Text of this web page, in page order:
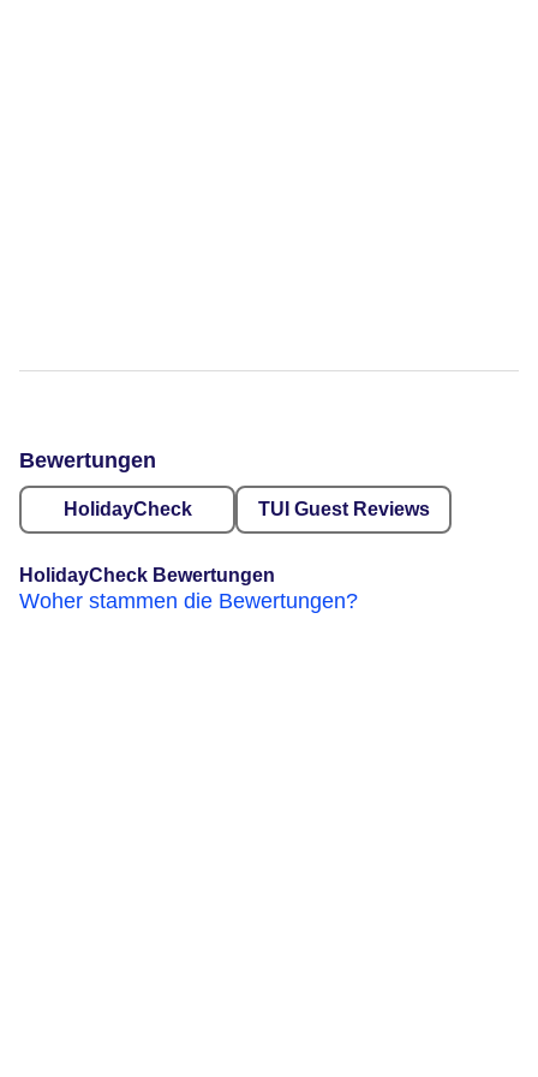
Bewertungen
HolidayCheck TUI Guest Reviews
HolidayCheck Bewertungen
Woher stammen die Bewertungen?